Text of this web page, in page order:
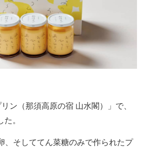
ン（那須高原の宿 山水閣）」で、
。
そしててん菜糖のみで作られたプ